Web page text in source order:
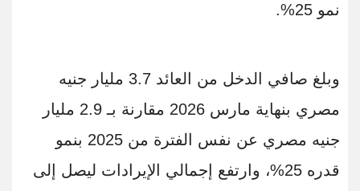
نمو 25%.
وبلغ صافي الدخل من العائد 3.7 مليار جنيه
مصري بنهاية مارس 2026 مقارنة بـ 2.9 مليار
جنيه مصري عن نفس الفترة من 2025 بنمو
قدره 25%، وارتفع إجمالي الإيرادات ليصل إلى